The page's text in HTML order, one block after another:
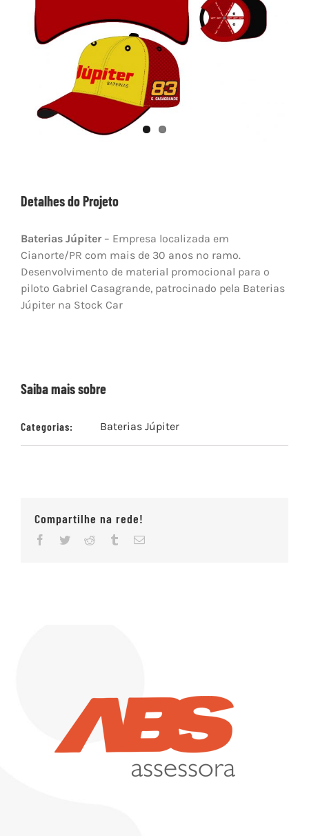
Detalhes do Projeto
Baterias Júpiter – Empresa localizada em
Cianorte/PR com mais de 30 anos no ramo.
Desenvolvimento de material promocional para o
piloto Gabriel Casagrande, patrocinado pela Baterias
Júpiter na Stock Car
Saiba mais sobre
Categorias: Baterias Júpiter
Compartilhe na rede!
Facebook
TwitterReddit TumblrEmail